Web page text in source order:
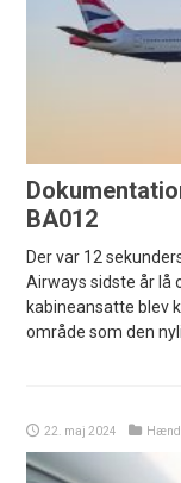
BA012
Der var 12
Airways sidste år lå
kabineansatte blev
område som den
22. maj 2024